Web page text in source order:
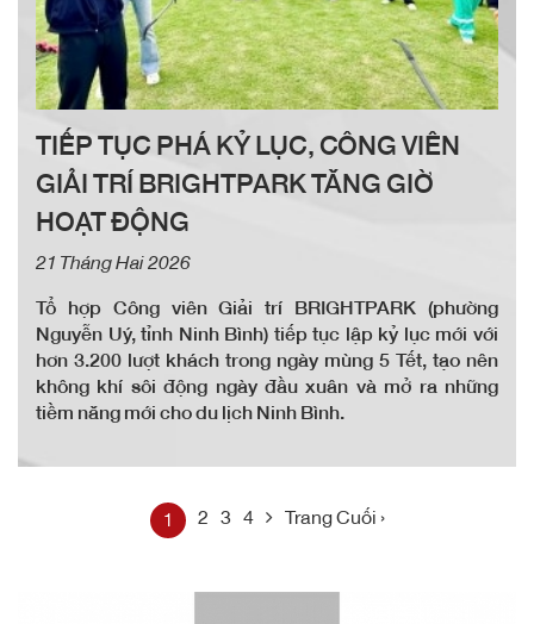
TIẾP TỤC PHÁ KỶ LỤC, CÔNG VIÊN
GIẢI TRÍ BRIGHTPARK TĂNG GIỜ
HOẠT ĐỘNG
21 Tháng Hai 2026
Tổ hợp Công viên Giải trí BRIGHTPARK (phường
Nguyễn Uý, tỉnh Ninh Bình) tiếp tục lập kỷ lục mới với
hơn 3.200 lượt khách trong ngày mùng 5 Tết, tạo nên
không khí sôi động ngày đầu xuân và mở ra những
tiềm năng mới cho du lịch Ninh Bình.
1 2 3 4 Trang Cuối ›